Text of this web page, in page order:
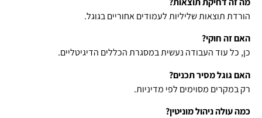
הורדת תוצאות שליליות לעמודים אחוריים בגוגל.
האם זה חוקי?
כן, כל עוד העבודה נעשית במסגרת הכללים הדיגיטליים.
האם גוגל מסיר תכנים?
רק במקרים מסוימים לפי מדיניות.
כמה עולה ניהול מוניטין?